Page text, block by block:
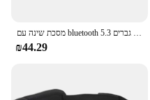
מסכת שינה עם bluetooth 5.3 אוזניות לשינה גוון שינה לנשים גברים fone דה אוvido bluetet' עין אלחוטית
₪44.29